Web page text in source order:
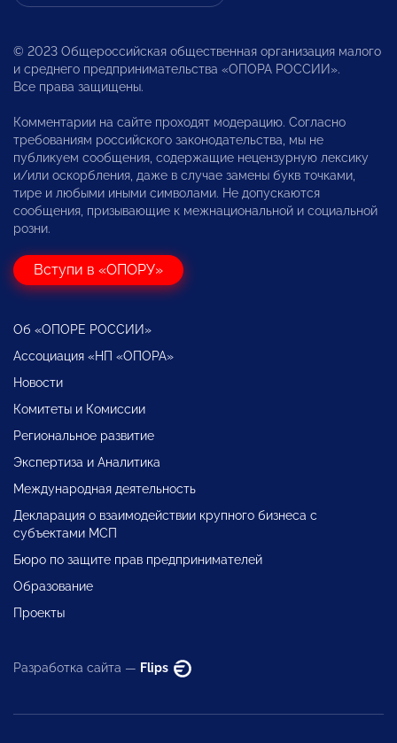
© 2023 Общероссийская общественная организация малого
и среднего предпринимательства «ОПОРА РОССИИ».
Все права защищены.
Комментарии на сайте проходят модерацию. Согласно
требованиям российского законодательства, мы не
публикуем сообщения, содержащие нецензурную лексику
и/или оскорбления, даже в случае замены букв точками,
тире и любыми иными символами. Не допускаются
сообщения, призывающие к межнациональной и социальной
розни.
Вступи в «ОПОРУ»
Об «ОПОРЕ РОССИИ»
Ассоциация «НП «ОПОРА»
Новости
Комитеты и Комиссии
Региональное развитие
Экспертиза и Аналитика
Международная деятельность
Декларация о взаимодействии крупного бизнеса с
субъектами МСП
Бюро по защите прав предпринимателей
Образование
Проекты
Разработка сайта — Flips